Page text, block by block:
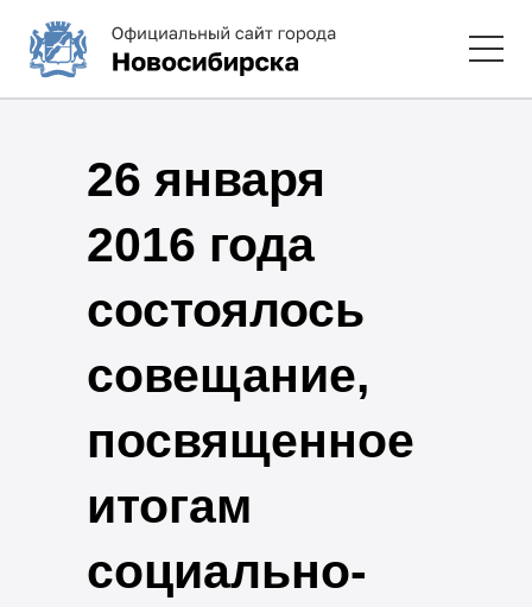
26 января
2016 года
состоялось
совещание,
посвященное
итогам
социально-